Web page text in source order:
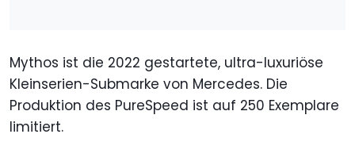
Mythos ist die 2022 gestartete, ultra-luxuriöse
Kleinserien-Submarke von Mercedes. Die
Produktion des PureSpeed ist auf 250 Exemplare
limitiert.